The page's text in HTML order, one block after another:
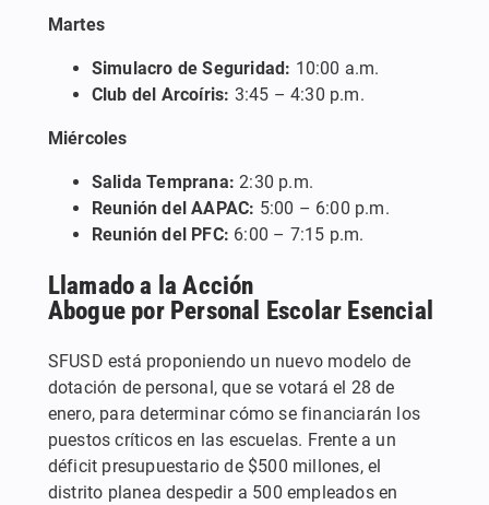
Martes
Simulacro de Seguridad: 10:00 a.m.
Club del Arcoíris: 3:45 – 4:30 p.m.
Miércoles
Salida Temprana: 2:30 p.m.
Reunión del AAPAC: 5:00 – 6:00 p.m.
Reunión del PFC: 6:00 – 7:15 p.m.
Llamado a la Acción
Abogue por Personal Escolar Esencial
SFUSD está proponiendo un nuevo modelo de
dotación de personal, que se votará el 28 de
enero, para determinar cómo se financiarán los
puestos críticos en las escuelas. Frente a un
déficit presupuestario de $500 millones, el
distrito planea despedir a 500 empleados en